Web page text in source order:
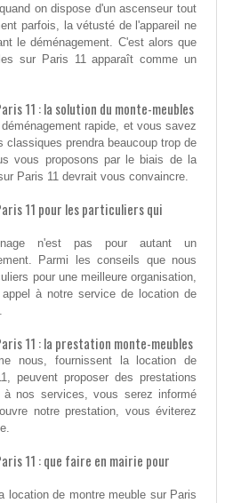
on dispose d'un ascenseur tout
parfois, la vétusté de l'appareil ne
le déménagement. C'est alors que
sur Paris 11 apparaît comme un
11 : la solution du monte-meubles
rapide, et vous savez
classiques prendra beaucoup trop de
vous proposons par le biais de la
Paris 11 devrait vous convaincre.
11 pour les particuliers qui
n'est pas pour autant un
Parmi les conseils que nous
pour une meilleure organisation,
à notre service de location de
11 : la prestation monte-meubles
nous, fournissent la location de
peuvent proposer des prestations
nos services, vous serez informé
notre prestation, vous éviterez
11 : que faire en mairie pour
location de montre meuble sur Paris